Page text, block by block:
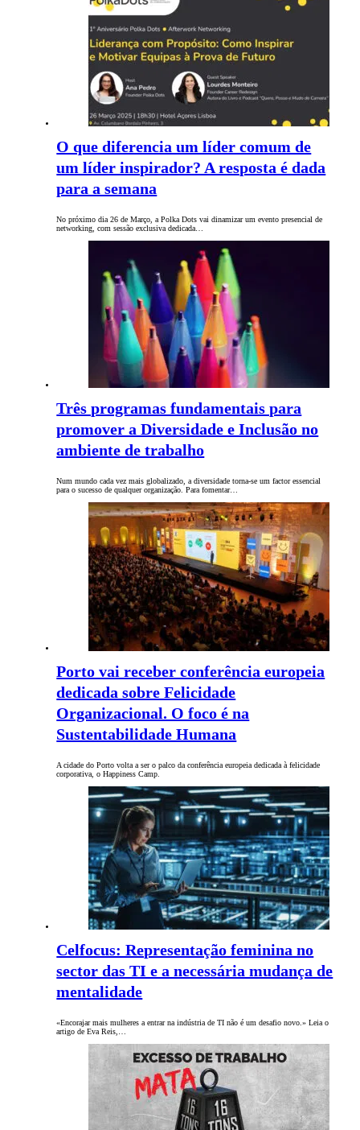
O que diferencia um líder comum de
um líder inspirador? A resposta é dada
para a semana
No próximo dia 26 de Março, a Polka Dots vai dinamizar um evento presencial de
networking, com sessão exclusiva dedicada…
Três programas fundamentais para
promover a Diversidade e Inclusão no
ambiente de trabalho
Num mundo cada vez mais globalizado, a diversidade torna-se um factor essencial
para o sucesso de qualquer organização. Para fomentar…
Porto vai receber conferência europeia
dedicada sobre Felicidade
Organizacional. O foco é na
Sustentabilidade Humana
A cidade do Porto volta a ser o palco da conferência europeia dedicada à felicidade
corporativa, o Happiness Camp.
Celfocus: Representação feminina no
sector das TI e a necessária mudança de
mentalidade
«Encorajar mais mulheres a entrar na indústria de TI não é um desafio novo.» Leia o
artigo de Eva Reis,…